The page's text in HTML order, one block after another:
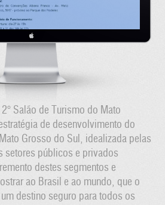
Salão de Turismo do Mato
de desenvolvimento do
Grosso do Sul, idealizada pelas
setores públicos e privados
destes segmentos e
ao Brasil e ao mundo, que o
destino seguro para todos os